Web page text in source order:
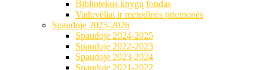
Bibliotekos knygų fondas
Vadovėliai ir metodinės priemonės
Spaudoje 2025-2026
Spaudoje 2024-2025
Spaudoje 2022-2023
Spaudoje 2023-2024
Spaudoje 2021-2022